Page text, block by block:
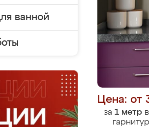
ванной
Цена: от
за 1 метр